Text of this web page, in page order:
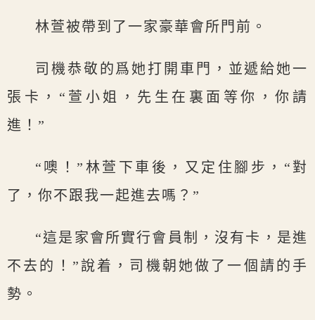
林萱被帶到了一家豪華會所門前。
司機恭敬的爲她打開車門，並遞給她一
張卡，“萱小姐，先生在裏面等你，你請
進！”
“噢！”林萱下車後，又定住腳步，“對
了，你不跟我一起進去嗎？”
“這是家會所實行會員制，沒有卡，是進
不去的！”說着，司機朝她做了一個請的手
勢。